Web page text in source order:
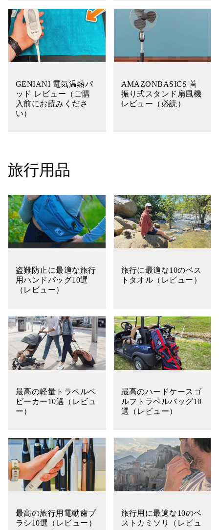
GENIANI 電気温熱パ
ッド レビュー（ご購
入前にお読みくださ
い）
AMAZONBASICS 首
振り式スタンド扇風機
レビュー（必読）
旅行用品
盗難防止に最適な旅行
用ハンドバッグ10選
（レビュー）
旅行に最適な10のベス
トタオル（レビュー）
最高の軽量トラベルベ
ビーカー10選（レビュ
ー）
最高のハードケースゴ
ルフトラベルバッグ10
選（レビュー）
最高の旅行用電動歯ブ
ラシ10選（レビュー）
旅行用に最適な10のベ
ストカミソリ（レビュ